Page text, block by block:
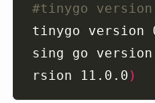
#tinygo version
tinygo version
sing go version
rsion 11.0.0 )